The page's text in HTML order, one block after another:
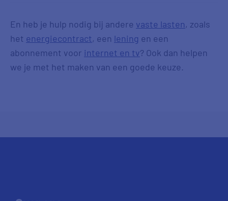
En heb je hulp nodig bij andere vaste lasten, zoals
het energiecontract, een lening en een
abonnement voor internet en tv? Ook dan helpen
we je met het maken van een goede keuze.